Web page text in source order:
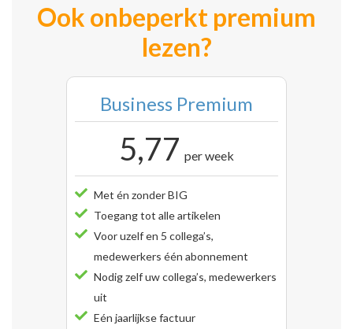
Ook onbeperkt premium
lezen?
Business Premium
5,77 per week
Met én zonder BIG
Toegang tot alle artikelen
Voor uzelf en 5 collega’s,
medewerkers één abonnement
Nodig zelf uw collega’s, medewerkers
uit
Eén jaarlijkse factuur